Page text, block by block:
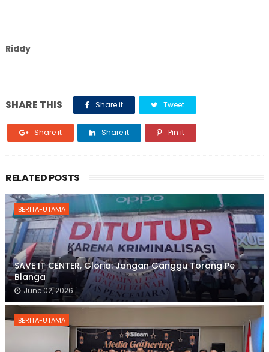
Riddy
SHARE THIS Share it Tweet
Share it Share it Pin it
RELATED POSTS
BERITA-UTAMA
SAVE IT CENTER, Gloria: Jangan Ganggu Torang Pe
Blanga
June 02, 2026
BERITA-UTAMA